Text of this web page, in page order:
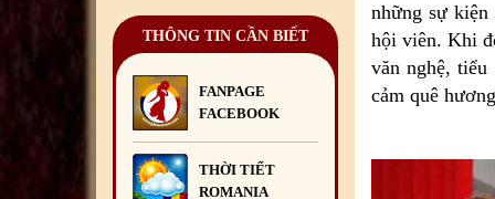
bị thiệt hại do bão số 10 và
mưa lũ gây ra
10/10/2025
Đêm hội Trăng Rằm
2025 06 /10/2025
Liên hoan chia tay Đại sứ Đỗ
Đức Thành cùng Phu nhân và
bà Lương Ngọc Linh kết thúc
THÔNG TIN CẦN BIẾT
FANPAGE
FACEBOOK
THỜI TIẾT
ROMANIA
những sự
hội viên. Khi
văn nghệ,
cảm quê